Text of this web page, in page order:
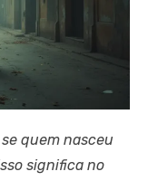
quem nasceu
significa no